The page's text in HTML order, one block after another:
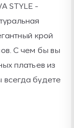
STYLE -
крой
С чем бы вы
платьев из
будете